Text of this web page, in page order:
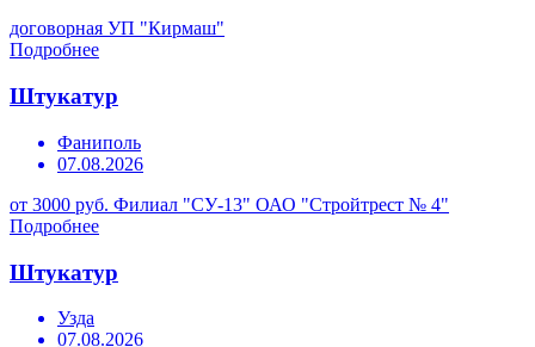
договорная УП "Кирмаш"
Подробнее
Штукатур
Фаниполь
07.08.2026
от 3000 руб. Филиал "СУ-13" ОАО "Стройтрест № 4"
Подробнее
Штукатур
Узда
07.08.2026